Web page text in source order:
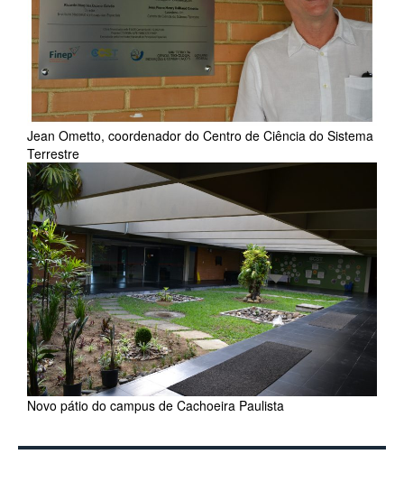
Jean Ometto, coordenador do Centro de Ciência do Sistema
Terrestre
Novo pátio do campus de Cachoeira Paulista